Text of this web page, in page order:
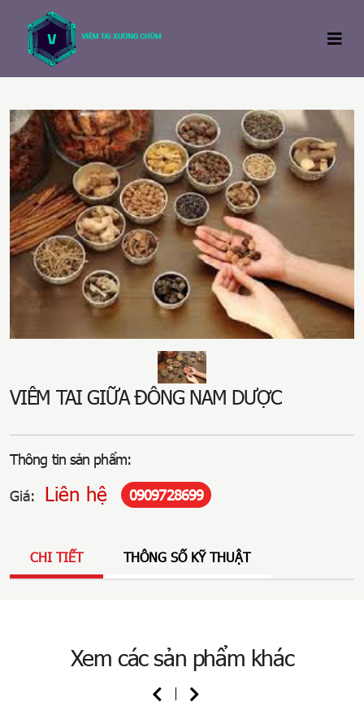
VIÊM TAI GIỮA ĐÔNG NAM DƯỢC
Thông tin sản phẩm:
Giá: Liên hệ 0909728699
CHI TIẾT THÔNG SỐ KỸ THUẬT
Xem các sản phẩm khác